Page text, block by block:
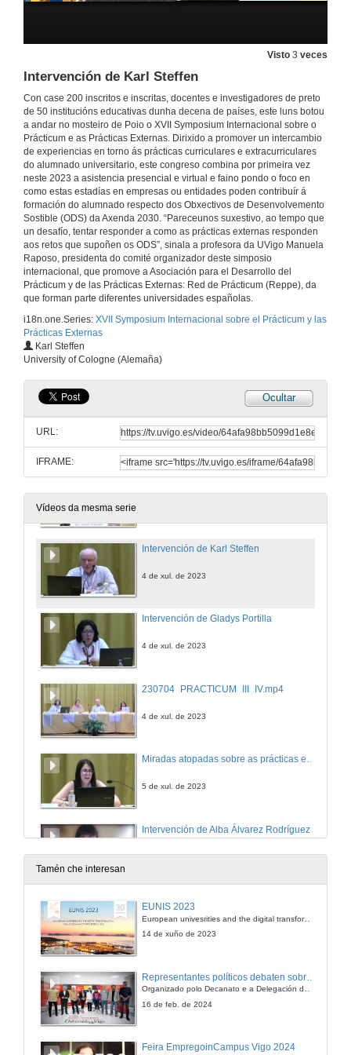
Visto 3 veces
Intervención de Karl Steffen
Con case 200 inscritos e inscritas, docentes e investigadores de preto
de 50 institucións educativas dunha decena de países, este luns botou
a andar no mosteiro de Poio o XVII Symposium Internacional sobre o
Prácticum e as Prácticas Externas. Dirixido a promover un intercambio
de experiencias en torno ás prácticas curriculares e extracurriculares
do alumnado universitario, este congreso combina por primeira vez
neste 2023 a asistencia presencial e virtual e faino pondo o foco en
como estas estadías en empresas ou entidades poden contribuír á
formación do alumnado respecto dos Obxectivos de Desenvolvemento
Sostible (ODS) da Axenda 2030. “Pareceunos suxestivo, ao tempo que
un desafío, tentar responder a como as prácticas externas responden
aos retos que supoñen os ODS”, sinala a profesora da UVigo Manuela
Raposo, presidenta do comité organizador deste simposio
internacional, que promove a Asociación para el Desarrollo del
Prácticum y de las Prácticas Externas: Red de Prácticum (Reppe), da
que forman parte diferentes universidades españolas.
i18n.one.Series: XVII Symposium Internacional sobre el Prácticum y las
Prácticas Externas
Karl Steffen
University of Cologne (Alemaña)
Ocultar
URL:
IFRAME:
Vídeos da mesma serie
Presentación de Monika Ciesiełkiewicz
4 de xul. de 2023
Un estudio comparativo internacional sobre el prácticum en EEUU, Corea y España
4 de xul. de 2023
Un estudo comparativo internacional sobre o prácticum en EEUU, Corea e España. Quenda de cuestións
4 de xul. de 2023
4 de xul. de 2023
4 de xul. de 2023
Universia: desenvolvemento do talento novo. Quenda de cuestións
4 de xul. de 2023
Intervención de Daniela Gonçalves
Intervención de Karl Steffen
4 de xul. de 2023
Intervención de Gladys Portilla
4 de xul. de 2023
230704_PRACTICUM_III_IV.mp4
4 de xul. de 2023
Miradas atopadas sobre as prácticas externas do estudantado. Presentación
5 de xul. de 2023
Intervención de Alba Álvarez Rodríguez
5 de xul. de 2023
Tamén che interesan
EUNIS 2023
European univesrities and the digital transformation: challenges and opportunities ahead
14 de xuño de 2023
Organizado polo Decanato e a Delegación de Alumnado de Dirección e Xestión Pública e coa participación de candidatos de PP, BNG, PSOE, Sumar e Podemos
16 de feb. de 2024
Feira EmpregoinCampus Vigo 2024